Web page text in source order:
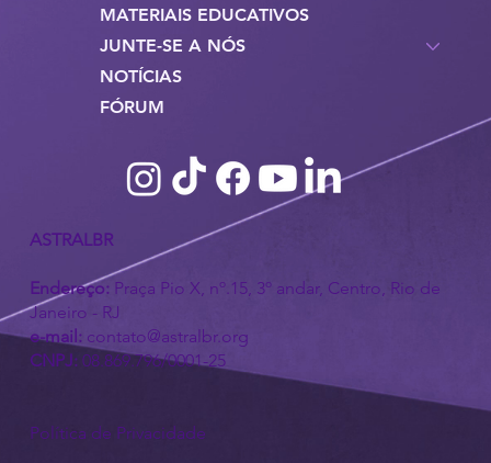
MATERIAIS EDUCATIVOS
JUNTE-SE A NÓS
NOTÍCIAS
FÓRUM
ASTRALBR
Endereço: Praça Pio X, nº.15, 3º andar, Centro, Rio de
Janeiro - RJ
e-mail: contato@astralbr.org
CNPJ:08.869.796/0001-25
Política de Privacidade